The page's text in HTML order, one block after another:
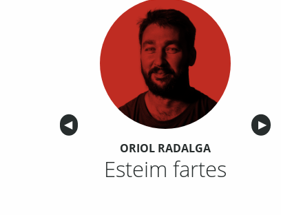
Anterior
◀︎ ▶︎
ORIOL RADALGA
Esteim fartes